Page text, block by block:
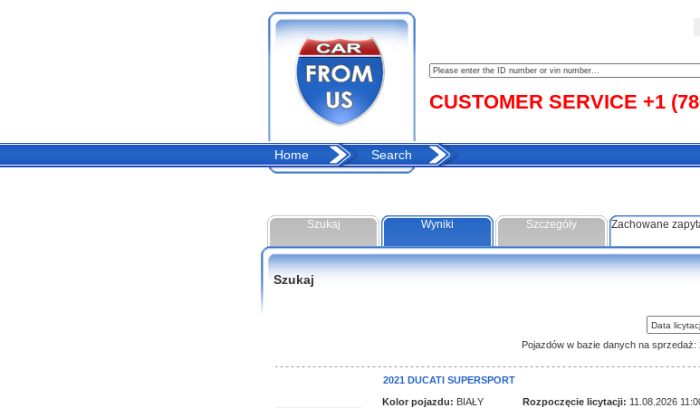
CUSTOMER SERVICE +1
Home Search
Szukaj Wyniki Szczegóły Zachowane
Szukaj
Pojazdów w bazie danych na sprzedaż:
2021 DUCATI SUPERSPORT
Kolor pojazdu: BIAŁY
Rozpoczęcie licytacji: 11.08.2026